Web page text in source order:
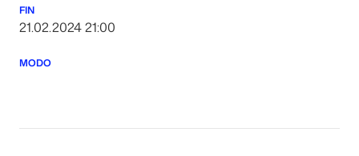
FIN
21.02.2024 21:00
MODO